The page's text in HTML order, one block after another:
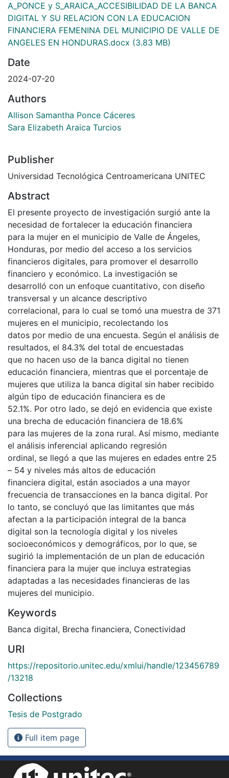
A_PONCE y S_ARAICA_ACCESIBILIDAD DE LA BANCA
DIGITAL Y SU RELACION CON LA EDUCACION
FINANCIERA FEMENINA DEL MUNICIPIO DE VALLE DE
ANGELES EN HONDURAS.docx (3.83 MB)
Date
2024-07-20
Authors
Allison Samantha Ponce Cáceres
Sara Elizabeth Araica Turcios
Publisher
Universidad Tecnológica Centroamericana UNITEC
Abstract
El presente proyecto de investigación surgió ante la
necesidad de fortalecer la educación financiera
para la mujer en el municipio de Valle de Ángeles,
Honduras, por medio del acceso a los servicios
financieros digitales, para promover el desarrollo
financiero y económico. La investigación se
desarrolló con un enfoque cuantitativo, con diseño
transversal y un alcance descriptivo
correlacional, para lo cual se tomó una muestra de 371
mujeres en el municipio, recolectando los
datos por medio de una encuesta. Según el análisis de
resultados, el 84.3% del total de encuestadas
que no hacen uso de la banca digital no tienen
educación financiera, mientras que el porcentaje de
mujeres que utiliza la banca digital sin haber recibido
algún tipo de educación financiera es de
52.1%. Por otro lado, se dejó en evidencia que existe
una brecha de educación financiera de 18.6%
para las mujeres de la zona rural. Así mismo, mediante
el análisis inferencial aplicando regresión
ordinal, se llegó a que las mujeres en edades entre 25
– 54 y niveles más altos de educación
financiera digital, están asociados a una mayor
frecuencia de transacciones en la banca digital. Por
lo tanto, se concluyó que las limitantes que más
afectan a la participación integral de la banca
digital son la tecnología digital y los niveles
socioeconómicos y demográficos, por lo que, se
sugirió la implementación de un plan de educación
financiera para la mujer que incluya estrategias
adaptadas a las necesidades financieras de las
mujeres del municipio.
Keywords
Banca digital, Brecha financiera, Conectividad
URI
https://repositorio.unitec.edu/xmlui/handle/123456789
/13218
Collections
Tesis de Postgrado
Full item page